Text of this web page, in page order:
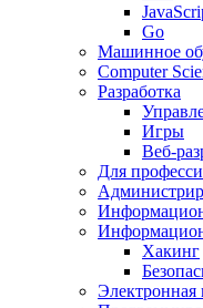
Go
Машинное
Computer
Разработка
Игры
Веб-
Для
Хакинг
Электронная